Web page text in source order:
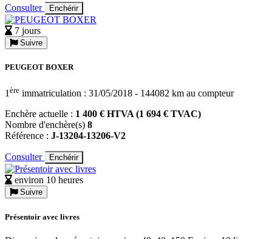
Consulter Enchérir
7 jours
Suivre
PEUGEOT BOXER
1 ère immatriculation : 31/05/2018 - 144082 km au compteur
Enchère actuelle : 1 400 € HTVA (1 694 € TVAC)
Nombre d'enchère(s) 8
Référence : J-13204-13206-V2
Consulter Enchérir
environ 10 heures
Suivre
Présentoir avec livres